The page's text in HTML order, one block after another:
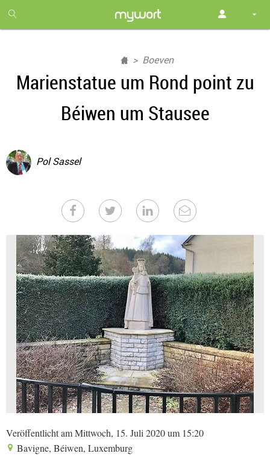
month
free
Boeven
Marienstatue um Rond point zu
Béiwen um Stausee
Pol Sassel
Veröffentlicht am Mittwoch, 15. Juli 2020 um 15:20
Bavigne, Béiwen, Luxemburg